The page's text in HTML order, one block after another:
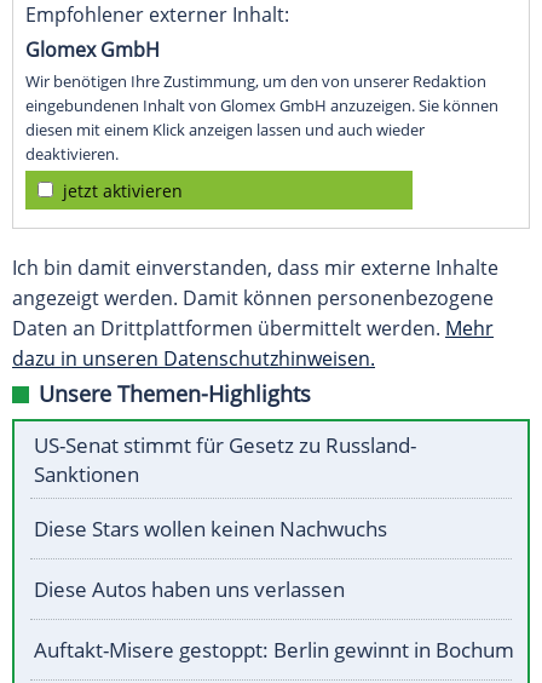
Empfohlener externer Inhalt:
Glomex GmbH
Wir benötigen Ihre Zustimmung, um den von unserer Redaktion
eingebundenen Inhalt von Glomex GmbH anzuzeigen. Sie können
diesen mit einem Klick anzeigen lassen und auch wieder
deaktivieren.
jetzt aktivieren
Ich bin damit einverstanden, dass mir externe Inhalte
angezeigt werden. Damit können personenbezogene
Daten an Drittplattformen übermittelt werden. Mehr
dazu in unseren Datenschutzhinweisen.
Unsere Themen-Highlights
US-Senat stimmt für Gesetz zu Russland-
Sanktionen
Diese Stars wollen keinen Nachwuchs
Diese Autos haben uns verlassen
Auftakt-Misere gestoppt: Berlin gewinnt in Bochum